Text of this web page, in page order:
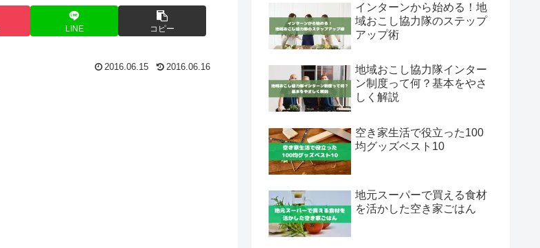
LINE コピー
2016.06.15 2016.06.16
インターンから始める！地
域おこし協力隊のステップ
アップ術
地域おこし協力隊インター
ン制度って何？基本をやさ
しく解説
空き家生活で役立った100
均グッズベスト10
地元スーパーで買える食材
を活かした空き家ごはん